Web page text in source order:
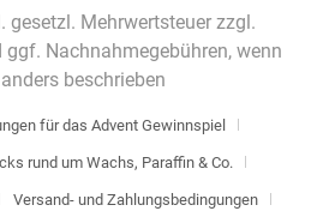
gesetzl. Mehrwertsteuer zzgl.
ggf. Nachnahmegebühren, wenn
beschrieben
für das Advent Gewinnspiel
rund um Wachs, Paraffin & Co.
Versand- und Zahlungsbedingungen